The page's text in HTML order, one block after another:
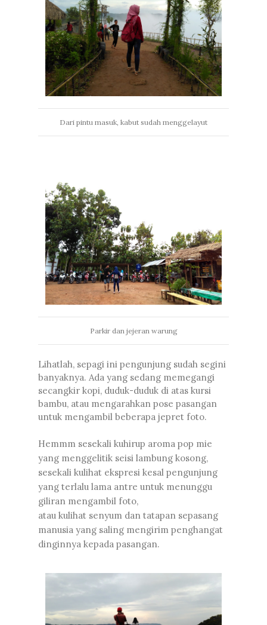
Dari pintu masuk, kabut sudah menggelayut
Parkir dan jejeran warung
Lihatlah, sepagi ini pengunjung sudah segini
banyaknya. Ada yang sedang memegangi
secangkir kopi, duduk-duduk di atas kursi
bambu, atau mengarahkan pose pasangan
untuk mengambil beberapa jepret foto.
Hemmm sesekali kuhirup aroma pop mie
yang menggelitik seisi lambung kosong,
sesekali kulihat ekspresi kesal pengunjung
yang terlalu lama antre untuk menunggu
giliran mengambil foto,
atau kulihat senyum dan tatapan sepasang
manusia yang saling mengirim penghangat
dinginnya kepada pasangan.